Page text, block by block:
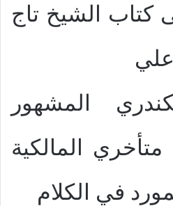
كتاب الشيخ تاج
المشهور
متأخري المالكية
في الكلام